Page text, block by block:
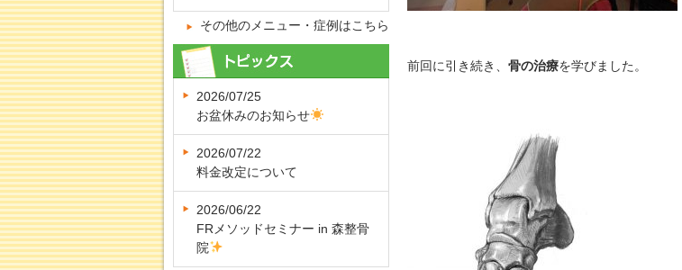
前回に引き続き、 骨の治療を学びました。
その他のメニュー・症例はこちら
2026/07/25
お盆休みのお知らせ
2026/07/22
料金改定について
2026/06/22
FRメソッドセミナー in 森整骨
院